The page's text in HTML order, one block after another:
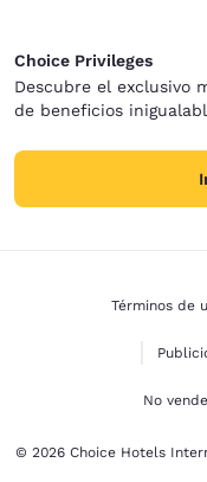
Choice Privileges
Descubre el exclusivo
de beneficios
Términos de
No
© 2026 Choice Hotels